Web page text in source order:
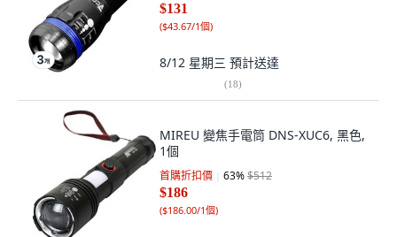
$131
($43.67/1個)
8/12 星期三 預計送達
(18)
MIREU 變焦手電筒 DNS-XUC6, 黑色,
1個
首購折扣價 63%$512
$186
($186.00/1個)